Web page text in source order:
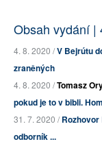
Obsah vydání |
4. 8. 2020 /V Bejrútu
zraněných
4. 8. 2020 /Tomasz
pokud je to v bibli.
31. 7. 2020 /
odborník ...